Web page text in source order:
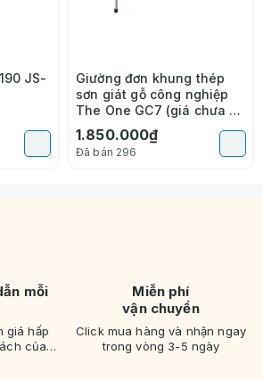
JS-
Giường đơn khung thép
sơn giát gỗ công nghiệp
The One GC7 (giá chưa có
cọc màn)
1.850.000₫
Đã bán 296
mỗi
giá hấp
của
Miễn phí
vận chuyển
Click mua hàng và nhận ngay
trong vòng 3-5 ngày